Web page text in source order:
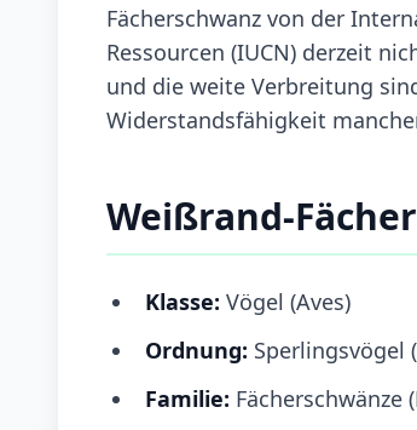
Fächerschwanz von der
Ressourcen (IUCN) derzeit
und die weite Verbreitung
Widerstandsfähigkeit
Weißrand-
Klasse: Vögel (Aves)
Ordnung: Sperlingsvögel
Familie: Fächerschwänze